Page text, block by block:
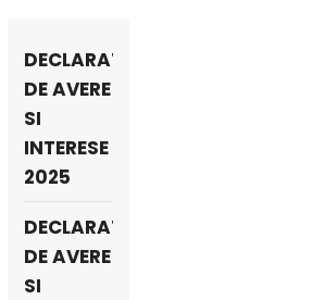
DECLARATII
DE AVERE
SI
INTERESE
2025
DECLARATII
DE AVERE
SI